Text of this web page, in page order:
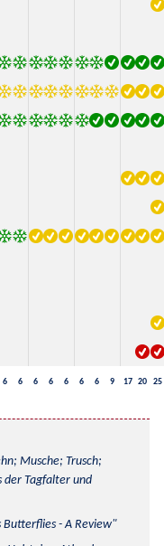
6 6 6 6 6 6 6 9 17 20 25
Musche; Trusch;
der Tagfalter und
- A Review